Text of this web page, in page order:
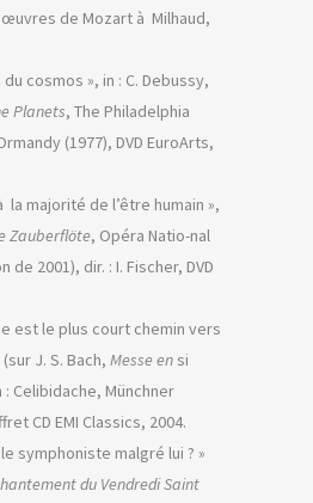
œuvres de Mozart à Milhaud,
du cosmos », in : C. Debussy,
Planets, The Philadelphia
(1977), DVD EuroArts,
la majorité de l’être humain »,
Zauberflöte, Opéra Natio-nal
de 2001), dir. : I. Fischer, DVD
est le plus court chemin vers
J. S. Bach, Messe ensi
: Celibidache, Münchner
CD EMI Classics, 2004.
symphoniste malgré lui ? »
du Vendredi Saint